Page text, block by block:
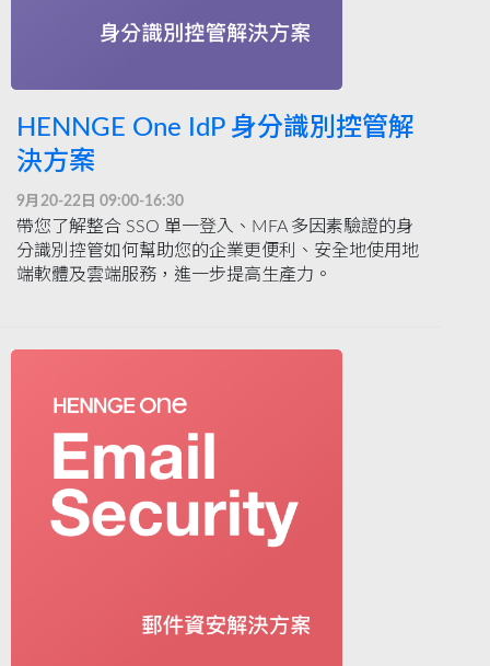
HENNGE One IdP 身分識別控管解
決方案
9月20-22日 09:00-16:30
帶您了解整合 SSO 單一登入、MFA 多因素驗證的身
分識別控管如何幫助您的企業更便利、安全地使用地
端軟體及雲端服務，進一步提高生產力。